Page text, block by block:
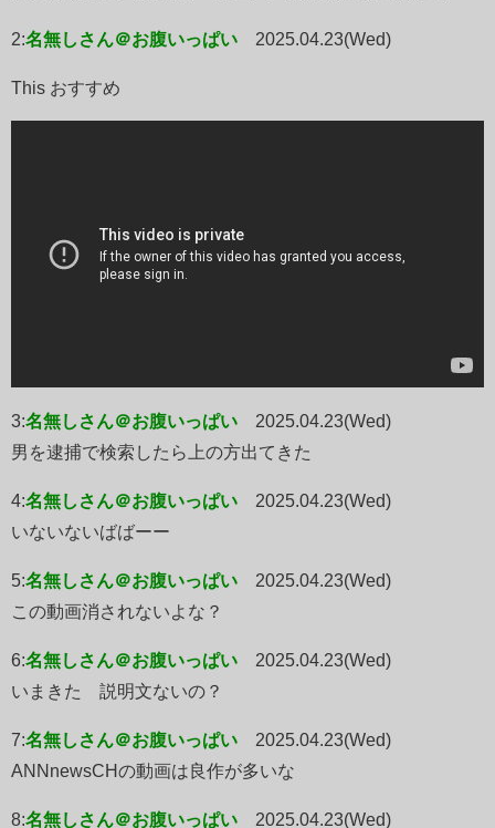
2:名無しさん＠お腹いっぱい 2025.04.23(Wed)
This おすすめ
3:名無しさん＠お腹いっぱい
2025.04.23(Wed)
男を逮捕で検索したら上の方出てきた
4:名無しさん＠お腹いっぱい
2025.04.23(Wed)
いないないばばーー
5:名無しさん＠お腹いっぱい
2025.04.23(Wed)
この動画消されないよな？
6:名無しさん＠お腹いっぱい
2025.04.23(Wed)
いまきた 説明文ないの？
7:名無しさん＠お腹いっぱい
2025.04.23(Wed)
ANNnewsCHの動画は良作が多いな
8:名無しさん＠お腹いっぱい
2025.04.23(Wed)